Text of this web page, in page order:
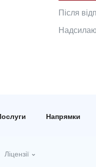
Після
Напрямки
Ліцензії